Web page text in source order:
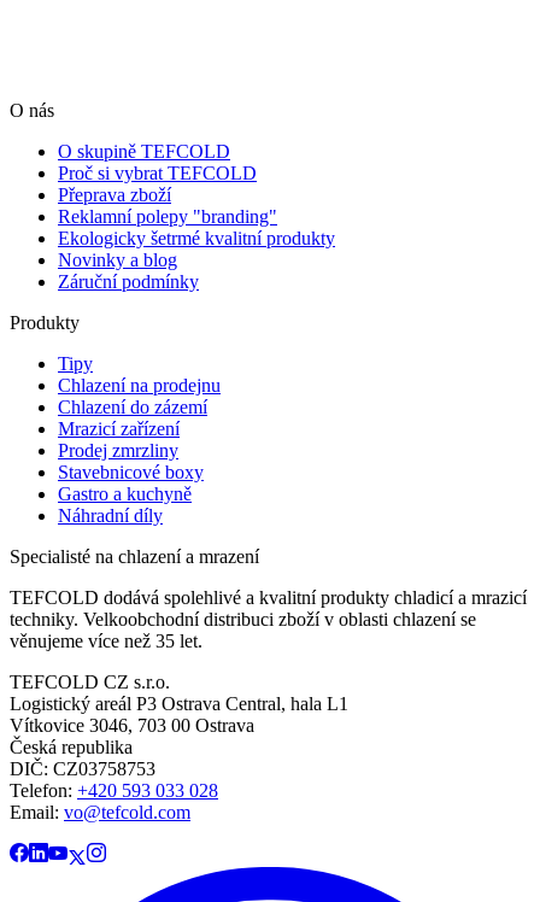
O nás
O skupině TEFCOLD
Proč si vybrat TEFCOLD
Přeprava zboží
Reklamní polepy "branding"
Ekologicky šetrmé kvalitní produkty
Novinky a blog
Záruční podmínky
Produkty
Tipy
Chlazení na prodejnu
Chlazení do zázemí
Mrazicí zařízení
Prodej zmrzliny
Stavebnicové boxy
Gastro a kuchyně
Náhradní díly
Specialisté na chlazení a mrazení
TEFCOLD dodává spolehlivé a kvalitní produkty chladicí a mrazicí
techniky. Velkoobchodní distribuci zboží v oblasti chlazení se
věnujeme více než 35 let.
TEFCOLD CZ s.r.o.
Logistický areál P3 Ostrava Central, hala L1
Vítkovice 3046, 703 00 Ostrava
Česká republika
DIČ: CZ03758753​​​​​​
Telefon: +420 593 033 028
Email: vo@tefcold.com